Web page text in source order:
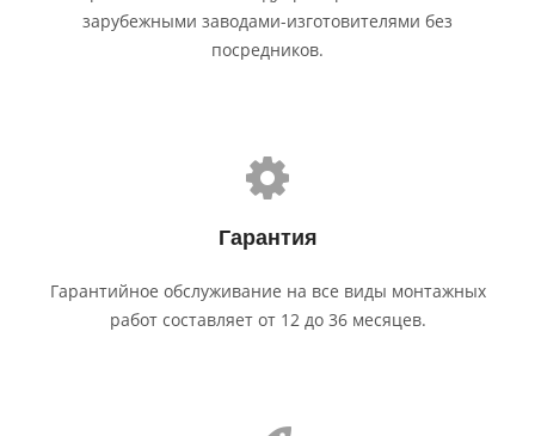
зарубежными заводами-изготовителями без
посредников.
Гарантия
Гарантийное обслуживание на все виды монтажных
работ составляет от 12 до 36 месяцев.